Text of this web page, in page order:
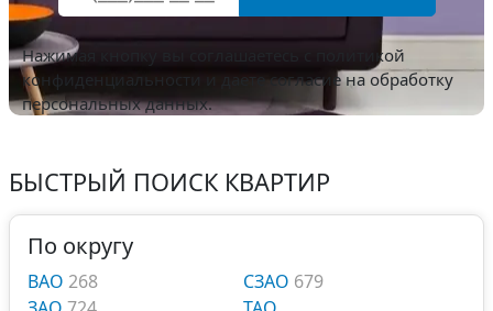
Нажимая кнопку вы соглашаетесь с
политикой
конфиденциальности и даете согласие на обработку
персональных данных.
БЫСТРЫЙ ПОИСК КВАРТИР
По округу
ВАО 268
СЗАО 679